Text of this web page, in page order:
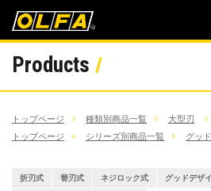
Products
トップページ 種類別商品一覧 大型刃
トップページ
シリーズ別商品一覧 グッ
折刃式 替刃式 ネジロック式 グッドデザ